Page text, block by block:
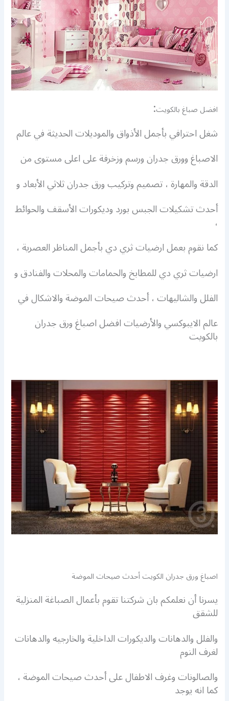
افضل صباغ بالكويت:
شغل احترافي بأجمل الأذواق والموديلات الحديثة في عالم
الاصباغ وورق جدران ورسم وزخرفة على اعلى مستوى من
الدقة والمهارة ، تصميم وتركيب ورق جدران ثلاثي الأبعاد و
أحدث تشكيلات الجبس بورد وديكورات الأسقف والحوائط
،
كما نقوم بعمل ارضيات ثري دي بأجمل المناظر العصرية ،
ارضيات ثري دي للمطابخ والحمامات والمحلات والفنادق و
الفلل والشاليهات ، أحدث صيحات الموضة والاشكال في
عالم الايبوكسي والأرضيات افضل اصباغ ورق جدران
بالكويت
اصباغ ورق جدران الكويت أحدث صيحات الموضة
يسرنا أن نعلمكم بان شركتنا تقوم بأعمال الصباغة المنزلية
للشقق
والفلل والدهانات والديكورات الداخلية والخارجيه والدهانات
لغرف النوم
والصالونات وغرف الاطفال على أحدث صيحات الموضة ،
كما انه يوجد